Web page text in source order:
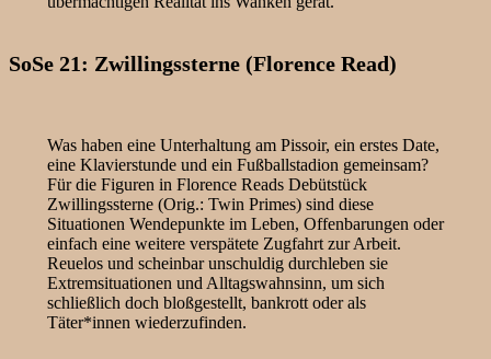
SoSe 21: Zwillingssterne (Florence Read)
Was haben eine Unterhaltung am Pissoir, ein erstes Date,
eine Klavierstunde und ein Fußballstadion gemeinsam?
Für die Figuren in Florence Reads Debütstück
Zwillingssterne (Orig.: Twin Primes) sind diese
Situationen Wendepunkte im Leben, Offenbarungen oder
einfach eine weitere verspätete Zugfahrt zur Arbeit.
Reuelos und scheinbar unschuldig durchleben sie
Extremsituationen und Alltagswahnsinn, um sich
schließlich doch bloßgestellt, bankrott oder als
Täter*innen wiederzufinden.